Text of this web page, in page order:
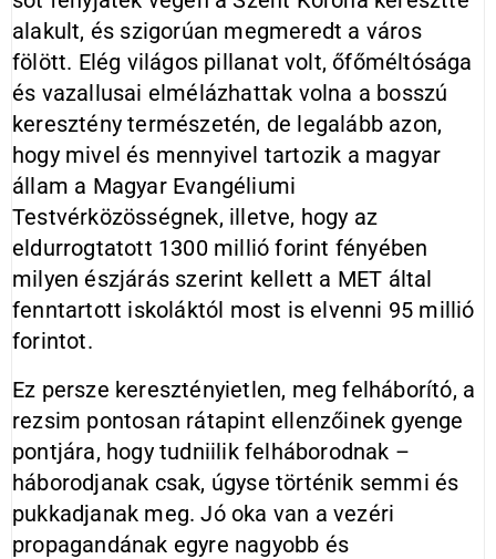
alakult, és szigorúan megmeredt a város
fölött. Elég világos pillanat volt, őfőméltósága
és vazallusai elmélázhattak volna a bosszú
keresztény természetén, de legalább azon,
hogy mivel és mennyivel tartozik a magyar
állam a Magyar Evangéliumi
Testvérközösségnek, illetve, hogy az
eldurrogtatott 1300 millió forint fényében
milyen észjárás szerint kellett a MET által
fenntartott iskoláktól most is elvenni 95 millió
forintot.
Ez persze keresztényietlen, meg felháborító, a
rezsim pontosan rátapint ellenzőinek gyenge
pontjára, hogy tudniilik felháborodnak –
háborodjanak csak, úgyse történik semmi és
pukkadjanak meg. Jó oka van a vezéri
propagandának egyre nagyobb és